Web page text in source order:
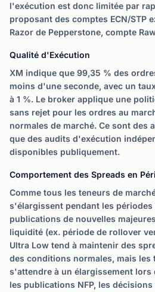
l'exécution est donc limitée par
proposant des comptes ECN/STP
Razor de Pepperstone, compte
Qualité d'Exécution
XM indique que 99,35 % des
moins d'une seconde, avec un
à 1 %. Le broker applique une
sans rejet pour les ordres au
normales de marché. Ce sont des
que des audits d'exécution
disponibles publiquement.
Comportement des Spreads en
Comme tous les teneurs de
s'élargissent pendant les
publications de nouvelles
liquidité (ex. période de rollover
Ultra Low tend à maintenir des
des conditions normales, mais les
s'attendre à un élargissement lors
les publications NFP, les